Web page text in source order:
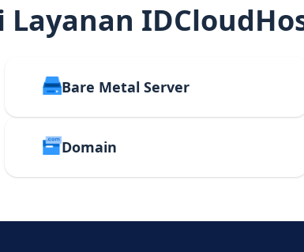
Layanan
Bare Metal Server
Domain